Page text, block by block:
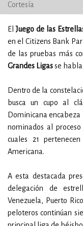
Cortesía
ElJuego de las
en el Citizens Bank
de las pruebas más
Grandes Ligasse habla
Dentro de la
busca un cupo al
Dominicana encabeza
nominados al
cuales 21
Americana.
A esta destacada
delegación de
Venezuela, Puerto
peloteros continúan